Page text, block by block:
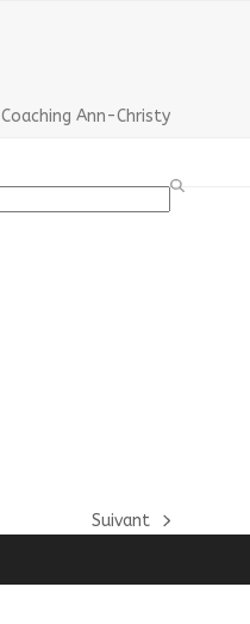
Coaching Ann-Christy
next
Suivant